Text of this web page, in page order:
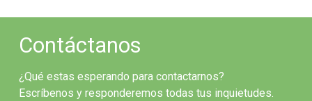
Contáctanos
¿Qué estas esperando para contactarnos?
Escríbenos y responderemos todas tus inquietudes.